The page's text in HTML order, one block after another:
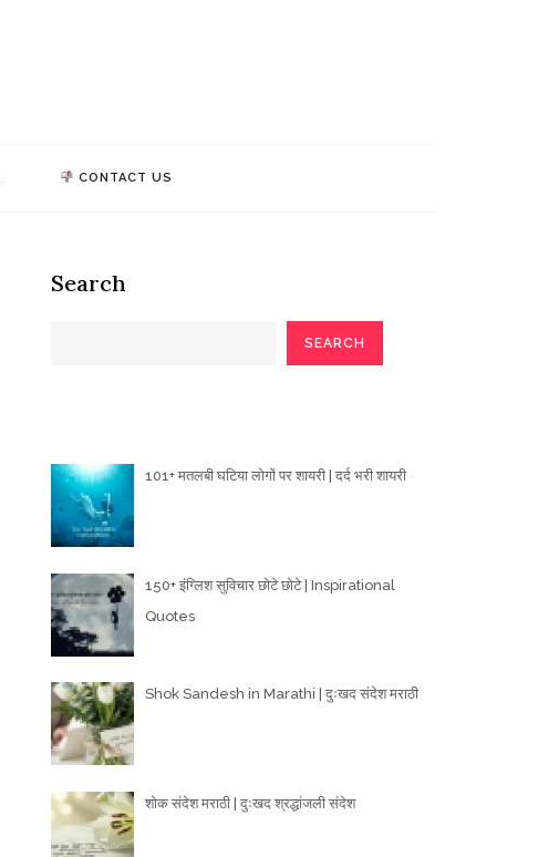
CONTACT US
Search
SEARCH
101+ मतलबी घटिया लोगों पर शायरी | दर्द भरी शायरी
150+ इंग्लिश सुविचार छोटे छोटे | Inspirational
Quotes
Shok Sandesh in Marathi | दुःखद संदेश मराठी
शोक संदेश मराठी | दुःखद श्रद्धांजली संदेश